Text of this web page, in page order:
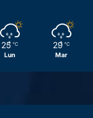
25 ℃
Lun
29 ℃
Mar